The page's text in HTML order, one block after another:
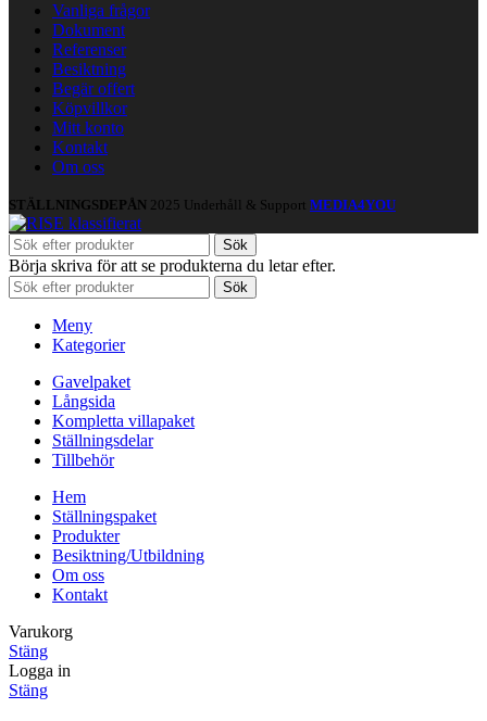
Vanliga frågor
Dokument
Referenser
Besiktning
Begär offert
Köpvillkor
Mitt konto
Kontakt
Om oss
STÄLLNINGSDEPÅN 2025 Underhåll & Support MEDIA4YOU
Sök
Börja skriva för att se produkterna du letar efter.
Sök
Meny
Kategorier
Gavelpaket
Långsida
Kompletta villapaket
Ställningsdelar
Tillbehör
Hem
Ställningspaket
Produkter
Besiktning/Utbildning
Om oss
Kontakt
Varukorg
Stäng
Logga in
Stäng